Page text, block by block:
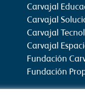
Carvajal
Carvajal
Carvajal
Carvajal
Fundación
Fundación